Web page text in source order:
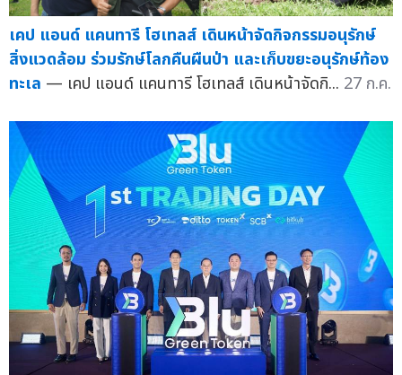
เคป แอนด์ แคนทารี โฮเทลส์ เดินหน้าจัดกิจกรรมอนุรักษ์
สิ่งแวดล้อม ร่วมรักษ์โลกคืนผืนป่า และเก็บขยะอนุรักษ์ท้อง
ทะเล — เคป แอนด์ แคนทารี โฮเทลส์ เดินหน้าจัดกิ... 27 ก.ค.